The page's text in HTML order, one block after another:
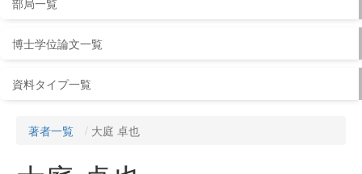
部局一覧
博士学位論文一覧
資料タイプ一覧
著者一覧 大庭 卓也